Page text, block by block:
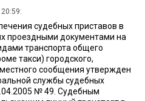
судебных приставов в
проездными документами на
транспорта общего
такси) городского,
сообщения утвержден
службы судебных
№ 49. Судебным